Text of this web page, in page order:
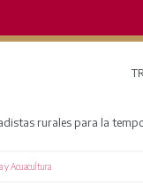
rurales para la
y Acuacultura